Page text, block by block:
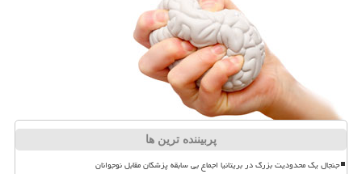
پربیننده ترین ها
جنجال یک محدودیت بزرگ در بریتانیا اجماع بی سابقه پزشکان مقابل نوجوانان